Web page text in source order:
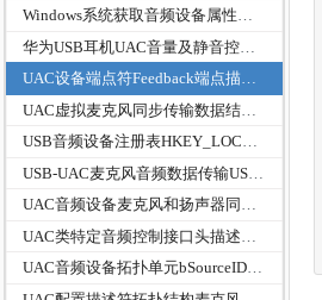
Windows系统获取音频设备属性信息
UAC设备端点符Feedback端点描述符的校验判断
USB音频设备注册表HKEY_LOCAL_MACHINE\SYSTEM\CurrentControlSet\Control\MediaCategories...
UAC音频设备麦克风和扬声器同一配置描述符复合
UAC音频设备拓扑单元bSourceID错误导致设备启动失败（代码10）